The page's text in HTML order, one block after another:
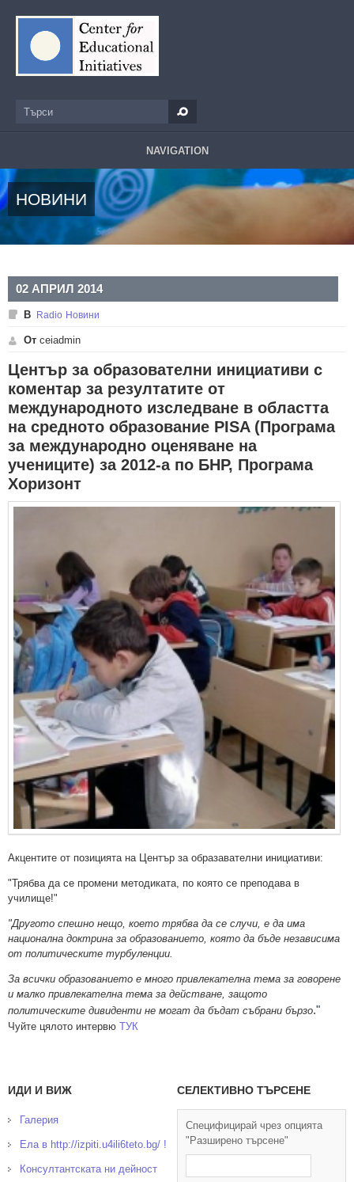
Търси
NAVIGATION
НОВИНИ
02 АПРИЛ 2014
В Radio Новини
От ceiadmin
Център за образователни инициативи с
коментар за резултатите от
международното изследване в областта
на средното образование PISA (Програма
за международно оценяване на
учениците) за 2012-а по БНР, Програма
Хоризонт
Акцентите от позицията на Център за образавателни инициативи:
"Трябва да се промени методиката, по която се преподава в
училище!"
"Другото спешно нещо, което трябва да се случи, е да има
национална доктрина за образованието, която да бъде независима
от политическите турбуленции.
За всички образованието е много привлекателна тема за говорене
и малко привлекателна тема за действане, защото
политическите дивиденти не могат да бъдат събрани бързо."
Чуйте цялото интервю ТУК
ИДИ И ВИЖ
Галерия
Ела в http://izpiti.u4ili6teto.bg/ !
Консултантската ни дейност
СЕЛЕКТИВНО ТЪРСЕНЕ
Специфицирай чрез опцията
"Разширено търсене"